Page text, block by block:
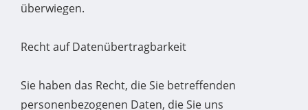
überwiegen.
Recht auf Datenübertragbarkeit
Sie haben das Recht, die Sie betreffenden
personenbezogenen Daten, die Sie uns